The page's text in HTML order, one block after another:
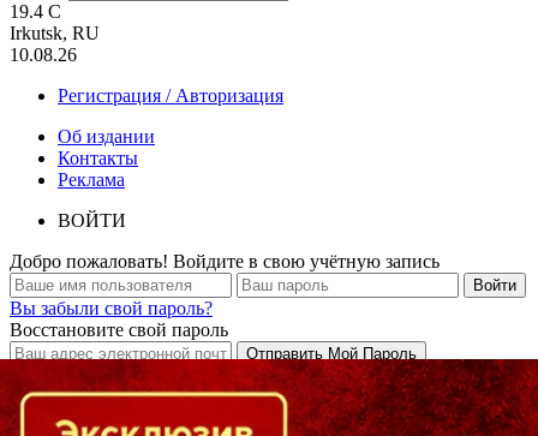
19.4 C
Irkutsk, RU
10.08.26
Регистрация / Авторизация
Об издании
Контакты
Реклама
ВОЙТИ
Добро пожаловать! Войдите в свою учётную запись
Вы забыли свой пароль?
Восстановите свой пароль
Кто есть кто в Байкальском регионе